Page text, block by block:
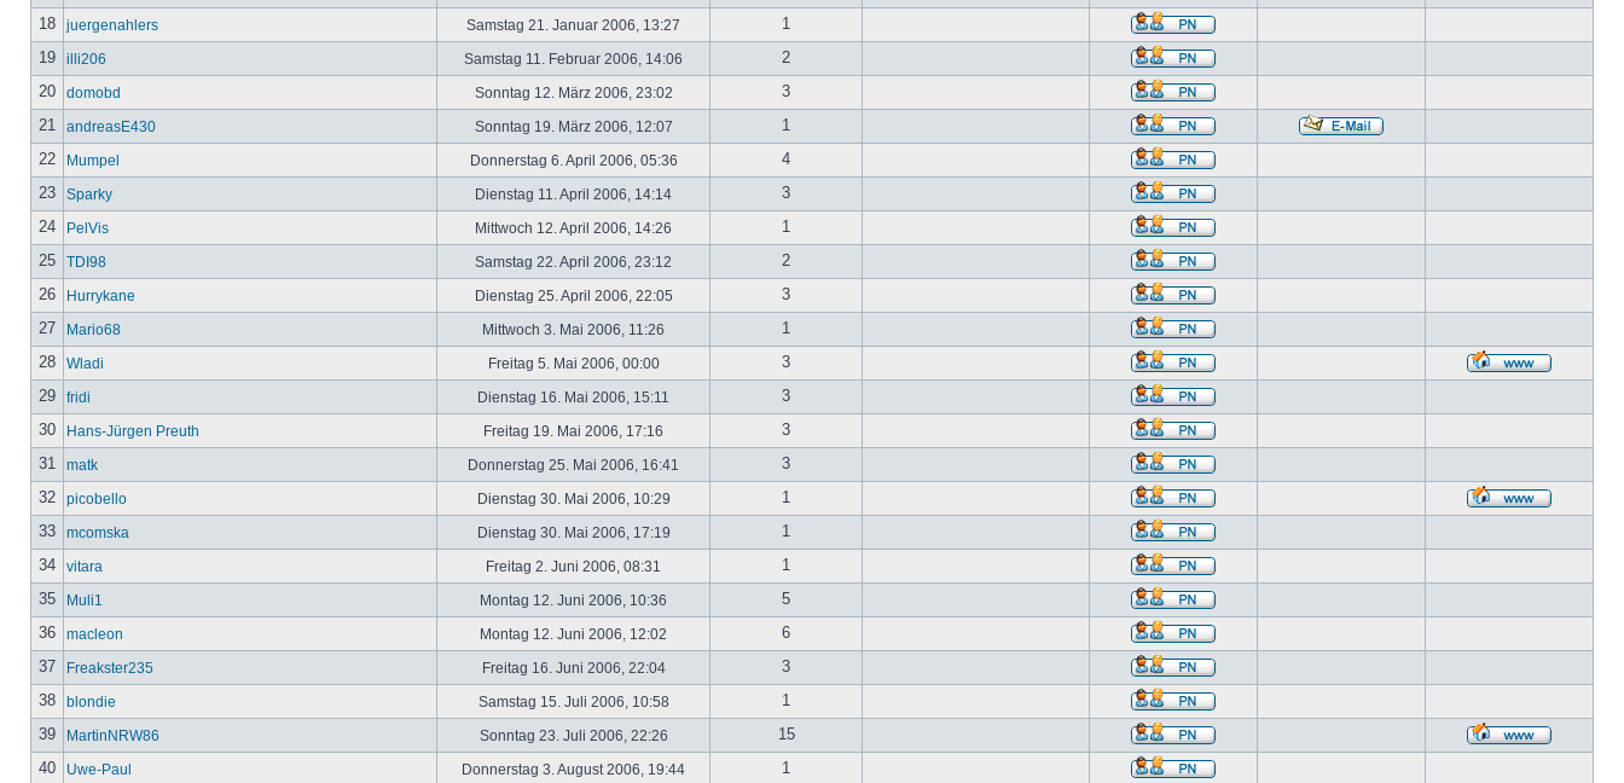
18
juergenahlers Samstag 21. Januar 2006, 13:27
1
19
illi206 Samstag 11. Februar 2006, 14:06
2
20
domobd Sonntag 12. März 2006, 23:02
3
21
andreasE430 Sonntag 19. März 2006, 12:07
1
22
Mumpel Donnerstag 6. April 2006, 05:36
4
23
Sparky Dienstag 11. April 2006, 14:14
3
24
PelVis Mittwoch 12. April 2006, 14:26
1
25
TDI98 Samstag 22. April 2006, 23:12
2
26
Hurrykane Dienstag 25. April 2006, 22:05
3
27
Mario68 Mittwoch 3. Mai 2006, 11:26
1
28
Wladi Freitag 5. Mai 2006, 00:00
3
29
fridi Dienstag 16. Mai 2006, 15:11
3
30
Hans-Jürgen Preuth Freitag 19. Mai 2006, 17:16
3
31
matk Donnerstag 25. Mai 2006, 16:41
3
32
picobello Dienstag 30. Mai 2006, 10:29
1
33
mcomska Dienstag 30. Mai 2006, 17:19
1
34
vitara Freitag 2. Juni 2006, 08:31
1
35
Muli1 Montag 12. Juni 2006, 10:36
5
36
macleon Montag 12. Juni 2006, 12:02
6
37
Freakster235 Freitag 16. Juni 2006, 22:04
3
38
blondie Samstag 15. Juli 2006, 10:58
1
39
MartinNRW86 Sonntag 23. Juli 2006, 22:26
15
40
Uwe-Paul Donnerstag 3. August 2006, 19:44 1